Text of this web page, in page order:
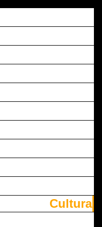
Cultura